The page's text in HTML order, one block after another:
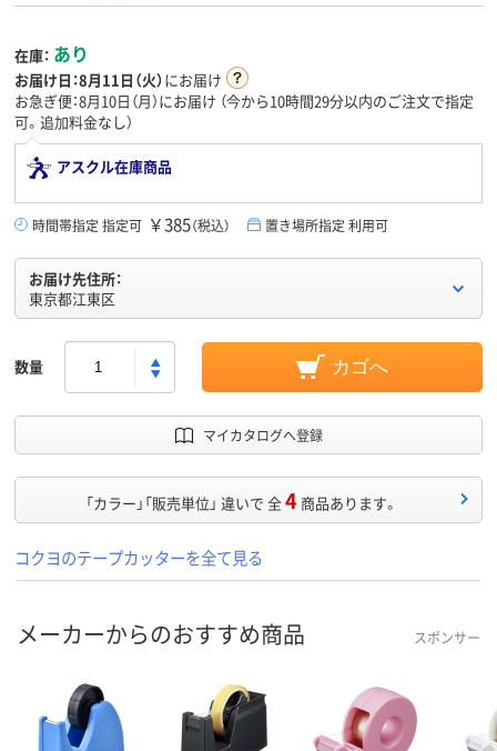
在庫： あり
お届け日：8月11日（火）にお届け
お急ぎ便：8月10日（月）にお届け （今から10時間29分以内のご注文で指定
可。追加料金なし）
アスクル在庫商品
時間帯指定 指定可 ￥385（税込） 置き場所指定 利用可
お届け先住所：
東京都江東区
数量 カゴへ
マイカタログへ登録
「カラー」「販売単位」 違いで 全4 商品あります。
コクヨのテープカッターを全て見る
メーカーからのおすすめ商品 スポンサー